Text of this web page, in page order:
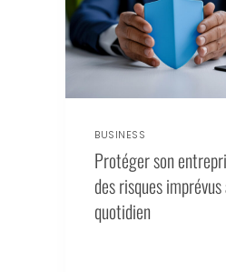
BUSINESS
Protéger son
des risques imprévus
quotidien